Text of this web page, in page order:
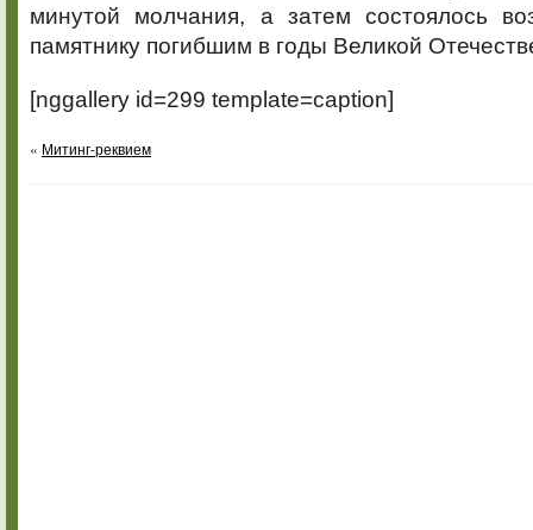
минутой молчания, а затем состоялось
памятнику погибшим в годы Великой
[nggallery id=299 template=caption]
« Митинг-реквием